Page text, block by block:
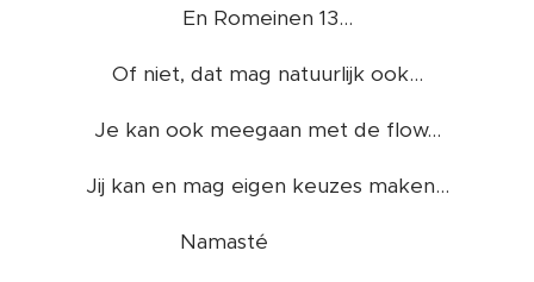
En Romeinen 13...
Of niet, dat mag natuurlijk ook...
Je kan ook meegaan met de flow...
Jij kan en mag eigen keuzes maken...
Namasté 🙏❤️ 🌈